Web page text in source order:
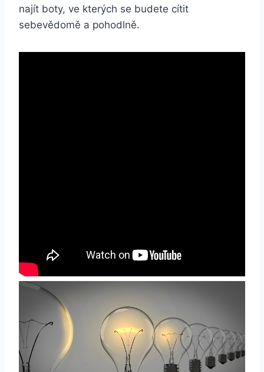
najít boty, ve kterých se ⁢budete cítit
sebevědomě⁢ a pohodlně.